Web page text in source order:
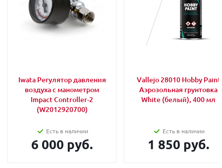
Iwata Регулятор давления
воздуха с манометром
Impact Controller-2
(W2012920700)
Есть в наличии
6 000 руб.
Vallejo 28010 Hobby Paint
Аэрозольная грунтовка
White (белый), 400 мл
Есть в наличии
1 850 руб.